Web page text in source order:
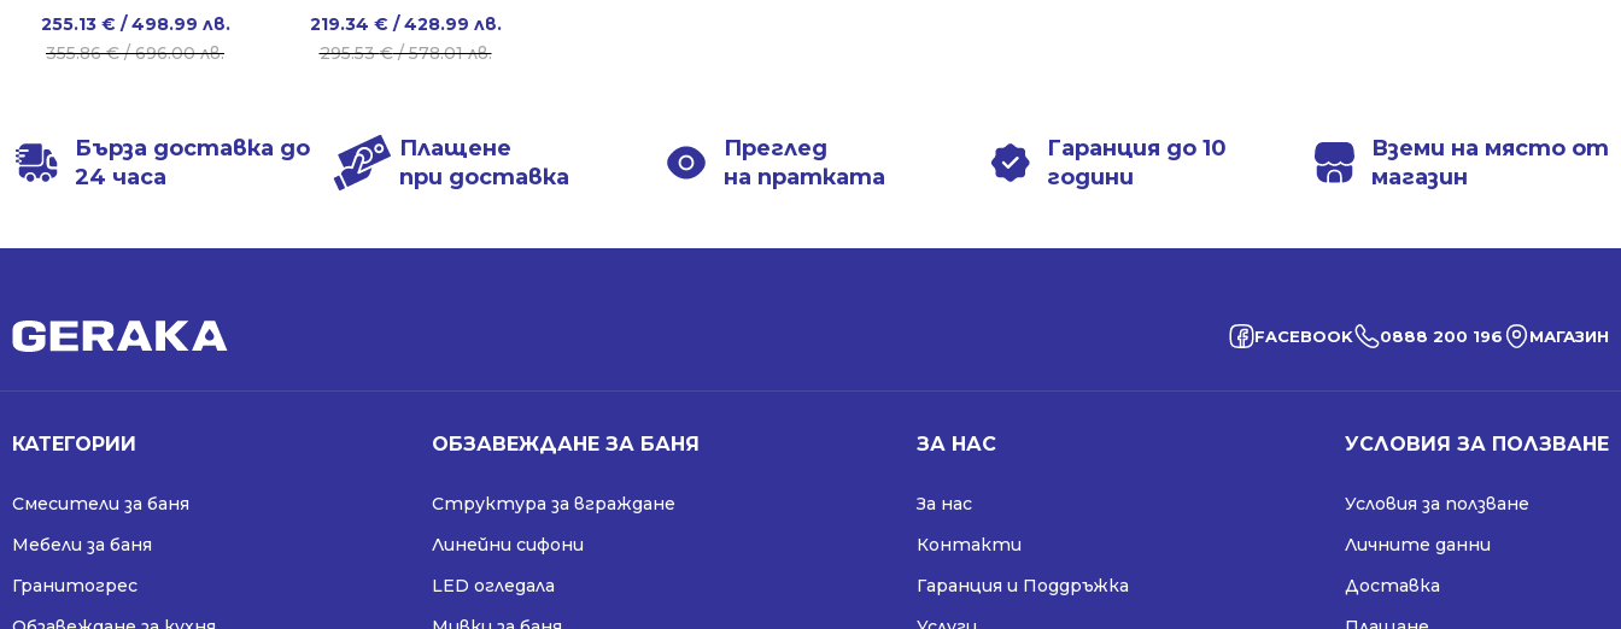
355.86€/ 696.00 лв.
Original
price
/
696.00 лв..
255.13 € / 498.99 лв.
Current
price
/
498.99 лв..
295.53€/ 578.01 лв.
Original
price
/
578.01 лв..
219.34 € / 428.99 лв.
Current
price
/
428.99 лв..
Бърза доставка до
24 часа
Плащене
при доставка
Преглед
на пратката
Гаранция до 10
години
Вземи на място от
магазин
FACEBOOK 0888 200 196 МАГАЗИН
КАТЕГОРИИ
Смесители за баня
Мебели за баня
Гранитогрес
ОБЗАВЕЖДАНЕ ЗА БАНЯ
Структура за вграждане
Линейни сифони
LED огледала
ЗА НАС
За нас
Контакти
Гаранция и Поддръжка
УСЛОВИЯ ЗА ПОЛЗВАНЕ
Условия за ползване
Личните данни
Доставка